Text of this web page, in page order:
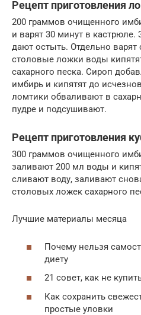
Рецепт приготовления
200 граммов очищенного
и варят 30 минут в кастрюле.
дают остыть. Отдельно варят
столовые ложки воды
сахарного песка. Сироп
имбирь и кипятят до
ломтики обваливают в
пудре и подсушивают.
Рецепт приготовления
300 граммов очищенного
заливают 200 мл воды и
сливают воду, заливают
столовых ложек сахарного
Лучшие материалы месяца
Почему нельзя
диету
21 совет, как не
Как сохранить
простые уловки